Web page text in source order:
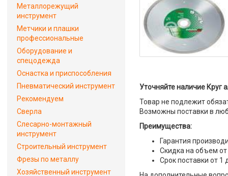
Уточняйте наличие Круг
Товар не подлежит
Возможны поставки в
Преимущества:
Гарантия
Скидка на объем от
Срок поставки от 1
Металлорежущий
инструмент
Метчики и плашки
профессиональные
Оборудование и
спецодежда
Оснастка и приспособления
Пневматический инструмент
Рекомендуем
Сверла
Слесарно-монтажный
инструмент
Строительный инструмент
Фрезы по металлу
Хозяйственный инструмент